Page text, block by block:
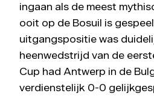
ingaan als de meest
ooit op de Bosuil is
uitgangspositie was
heenwedstrijd van de
Cup had Antwerp in de
verdienstelijk 0-0